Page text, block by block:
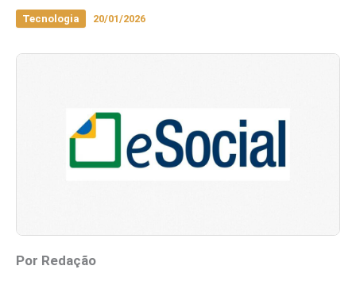
Tecnologia 20/01/2026
Por Redação